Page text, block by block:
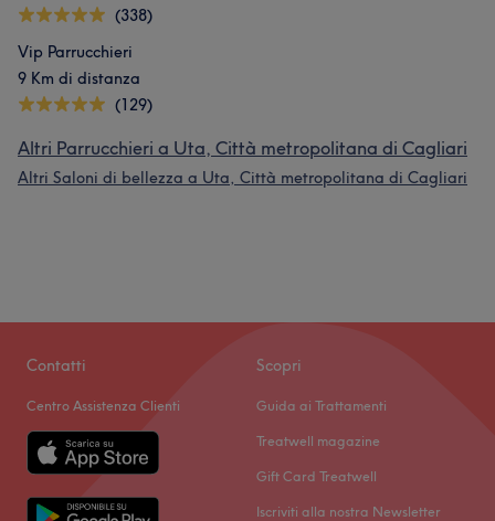
(338)
Vip Parrucchieri
9 Km di distanza
(129)
Altri Parrucchieri a Uta, Città metropolitana di Cagliari
Altri Saloni di bellezza a Uta, Città metropolitana di Cagliari
Contatti
Centro Assistenza Clienti
Scopri
Guida ai Trattamenti
Treatwell magazine
Gift Card Treatwell
Iscriviti alla nostra Newsletter